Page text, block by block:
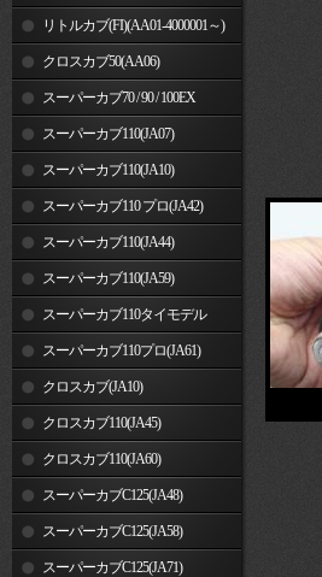
リトルカブ(FI)(AA01-4000001～)
クロスカブ50(AA06)
スーパーカブ70 / 90 / 100EX
スーパーカブ110(JA07)
スーパーカブ110(JA10)
スーパーカブ110 プロ(JA42)
スーパーカブ110(JA44)
スーパーカブ110(JA59)
スーパーカブ110タイモデル
(MLHJA56)
スーパーカブ110プロ(JA61)
クロスカブ(JA10)
クロスカブ110(JA45)
クロスカブ110(JA60)
スーパーカブC125(JA48)
スーパーカブC125(JA58)
スーパーカブC125(JA71)